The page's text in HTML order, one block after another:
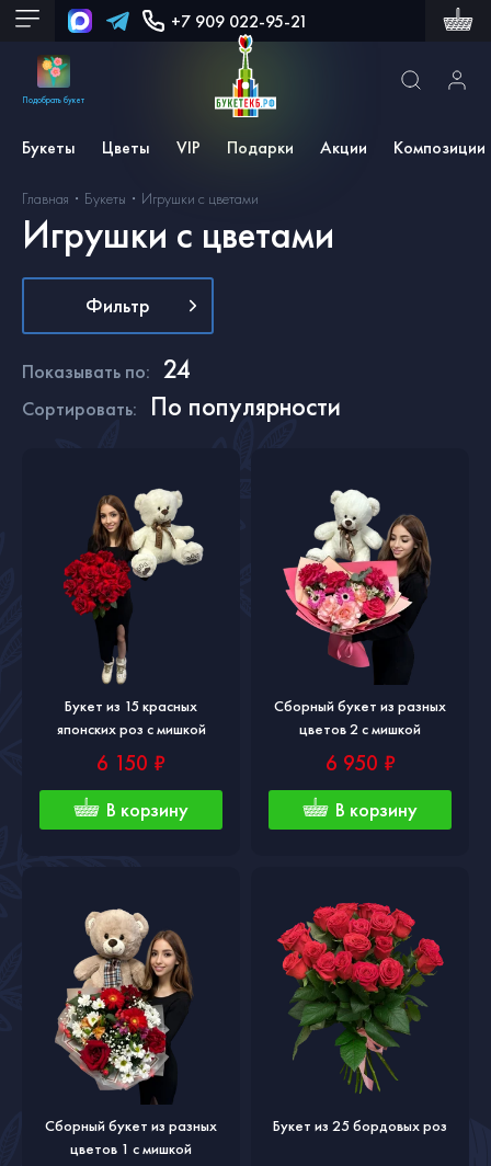
+7 909 022-95-21
Подобрать букет
Букеты Цветы VIP Подарки Акции Композиции
Главная Букеты Игрушки с цветами
Игрушки с цветами
Фильтр
Показывать по: 24
Сортировать: По популярности
Букет из 15 красных
японских роз с мишкой
6 150 ₽
В корзину
Сборный букет из разных
цветов 2 с мишкой
6 950 ₽
В корзину
Сборный букет из разных
цветов 1 с мишкой
Букет из 25 бордовых роз